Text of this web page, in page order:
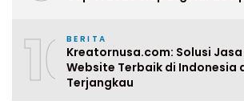
10BERITA
Kreatornusa.com: Solusi
Website Terbaik di Indonesia
Terjangkau